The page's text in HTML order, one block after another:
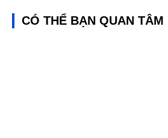
CÓ THỂ BẠN QUAN TÂM